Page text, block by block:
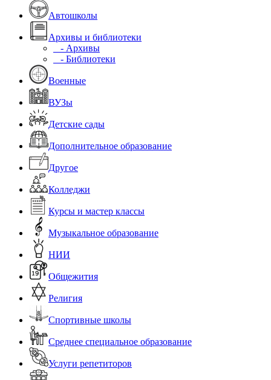
Автошколы
Архивы и библиотеки
- Архивы
- Библиотеки
Военные
ВУЗы
Детские сады
Дополнительное образование
Другое
Колледжи
Курсы и мастер классы
Музыкальное образование
НИИ
Общежития
Религия
Спортивные школы
Среднее специальное образование
Услуги репетиторов